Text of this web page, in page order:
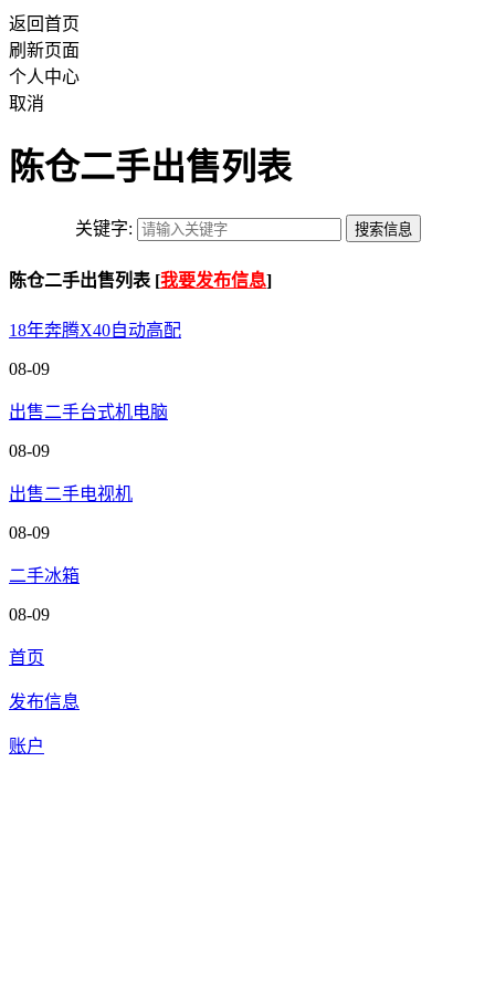
返回首页
刷新页面
个人中心
取消
陈仓二手出售列表
关键字:
陈仓二手出售列表 [我要发布信息]
18年奔腾X40自动高配
08-09
出售二手台式机电脑
08-09
出售二手电视机
08-09
二手冰箱
08-09
首页
发布信息
账户